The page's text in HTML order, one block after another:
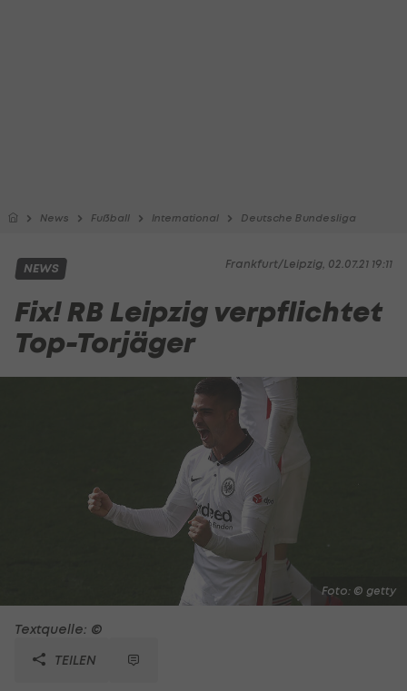
News Fußball International Deutsche Bundesliga
Frankfurt/Leipzig, 02.07.21 19:11
NEWS
Fix! RB Leipzig verpflichtet
Top-Torjäger
Foto: © getty
Textquelle: ©
TEILEN